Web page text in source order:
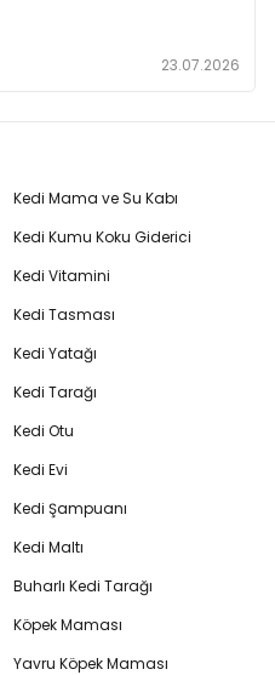
23.07.2026
Kedi Mama ve Su Kabı
Kedi Kumu Koku Giderici
Kedi Vitamini
Kedi Tasması
Kedi Yatağı
Kedi Tarağı
Kedi Otu
Kedi Evi
Kedi Şampuanı
Kedi Maltı
Buharlı Kedi Tarağı
Köpek Maması
Yavru Köpek Maması